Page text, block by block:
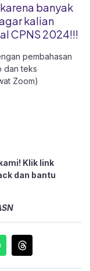
banyak
kalian
CPNS 2024!!!
pembahasan
dan teks
Zoom)
Klik link
dan bantu